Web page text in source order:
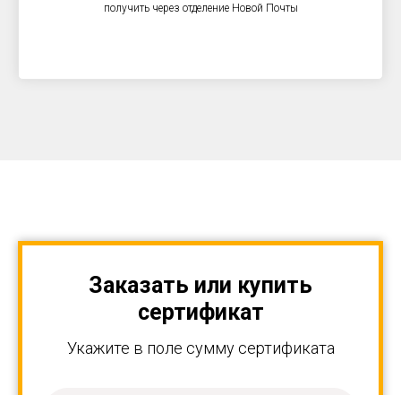
получить через отделение Новой Почты
Заказать или купить
сертификат
Укажите в поле сумму сертификата